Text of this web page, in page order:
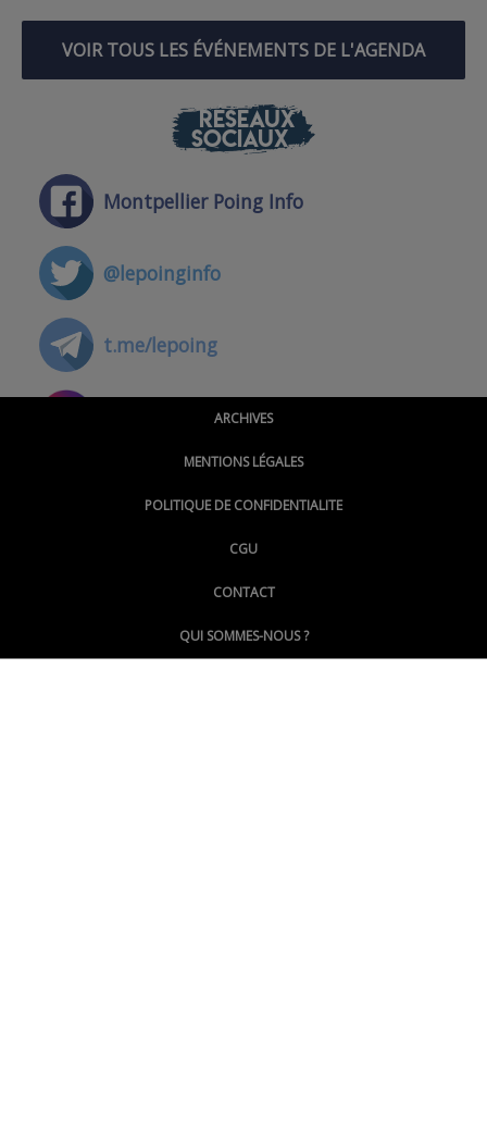
VOIR TOUS LES ÉVÉNEMENTS DE L'AGENDA
RÉSEAUX
SOCIAUX
Montpellier Poing Info
@lepoinginfo
t.me/lepoing
@montpellierpoinginfo
@LePoingMontpellier
ARCHIVES
MENTIONS LÉGALES
POLITIQUE DE CONFIDENTIALITE
CGU
CONTACT
QUI SOMMES-NOUS ?